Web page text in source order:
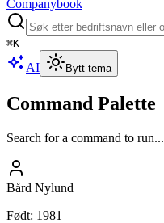
Companybook
⌘K
AI Bytt tema
Command Palette
Search for a command to run...
Bård Nylund
Født: 1981